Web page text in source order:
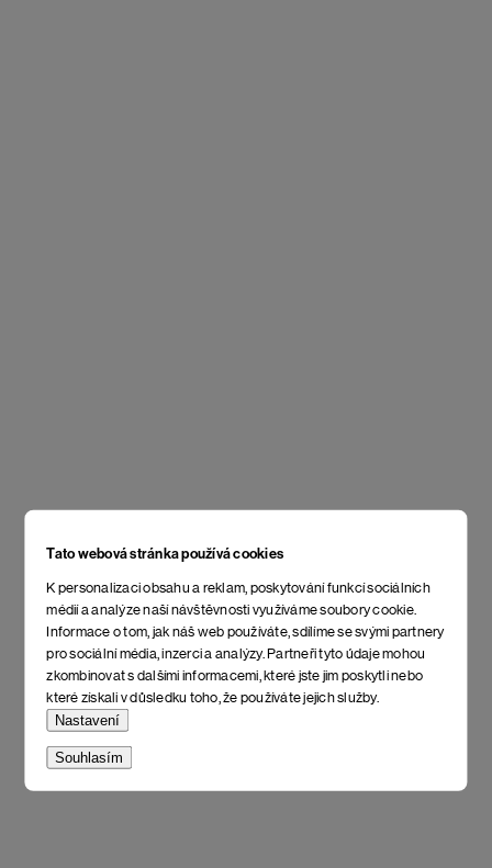
Tato webová stránka používá cookies
K personalizaci obsahu a reklam, poskytování funkcí sociálních
médií a analýze naší návštěvnosti využíváme soubory cookie.
Informace o tom, jak náš web používáte, sdílíme se svými partnery
pro sociální média, inzerci a analýzy. Partneři tyto údaje mohou
zkombinovat s dalšími informacemi, které jste jim poskytli nebo
které získali v důsledku toho, že používáte jejich služby.
Nastavení
Souhlasím